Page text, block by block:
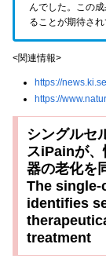
んでした。この
ることが期待され
<関連情報>
https://
https://
シングルセ
スiPainが
器の老化を
The
identifies
treatment